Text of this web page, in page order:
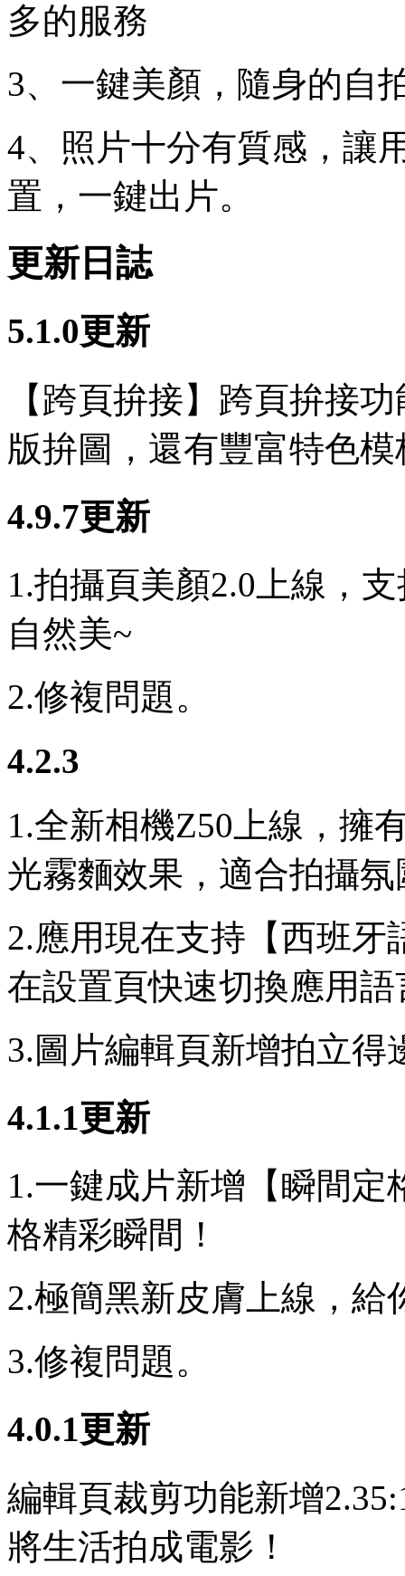
多的服務
3、一鍵美顏，隨身的自
4、照片十分有質感，讓
置，一鍵出片。
更新日誌
5.1.0更新
【跨頁拚接】跨頁拚接
版拚圖，還有豐富特色
4.9.7更新
1.拍攝頁美顏2.0上線，
自然美~
2.修複問題。
4.2.3
1.全新相機Z50上線，擁
光霧麵效果，適合拍攝
2.應用現在支持【西班
在設置頁快速切換應用語
3.圖片編輯頁新增拍立得
4.1.1更新
1.一鍵成片新增【瞬間
格精彩瞬間！
2.極簡黑新皮膚上線，
3.修複問題。
4.0.1更新
編輯頁裁剪功能新增
將生活拍成電影！